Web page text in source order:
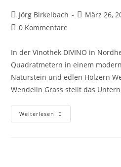
Jörg Birkelbach März 26,
0 Kommentare
In der Vinothek DIVINO in
Quadratmetern in einem
Naturstein und edlen Hölzern
Wendelin Grass stellt das
Weiterlesen